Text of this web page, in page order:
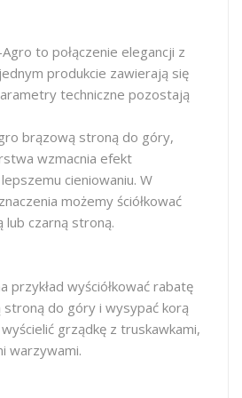
to połączenie elegancji z
produkcie zawierają się
techniczne pozostają
brązową stroną do góry,
wzmacnia efekt
cieniowaniu. W
możemy ściółkować
lub czarną stroną.
przykład wyściółkować rabatę
stroną do góry i wysypać korą
grządkę z truskawkami,
warzywami.